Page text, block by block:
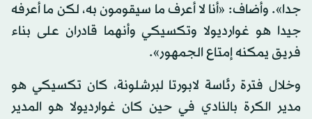
جدا». وأضاف: «أنا لا أعرف ما سيقومون به، لكن ما أعرفه
جيدا هو غوارديولا وتكسيكي وأنهما قادران على بناء
فريق يمكنه إمتاع الجمهور».
وخلال فترة رئاسة لابورتا لبرشلونة، كان تكسيكي هو
مدير الكرة بالنادي في حين كان غوارديولا هو المدير